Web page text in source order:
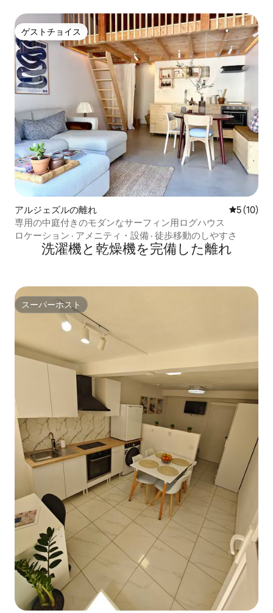
ゲストチョイス
ゲストチョイス
アルジェズルの離れ レビュー
5 (10)
専用の中庭付きのモダンなサーフィン用ログハウス
ロケーション · アメニティ・設備 · 徒歩移動のしやすさ
洗濯機と乾燥機を完備した離れ
スーパーホスト
スーパーホスト